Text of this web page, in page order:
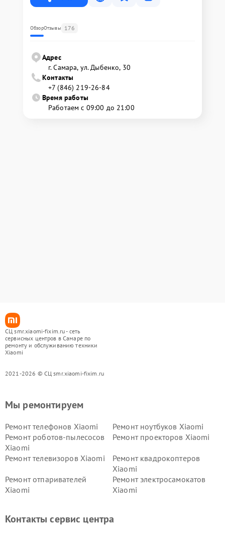
ОбзорОтзывы 176
Адрес
г. Самара, ул. Дыбенко, 30
Контакты
+7 (846) 219-26-84
Время работы
Работаем с 09:00 до 21:00
СЦ smr.xiaomi-fixim.ru - сеть
сервисных центров в Самаре по
ремонту и обслуживанию техники
Xiaomi
2021-2026 © СЦ smr.xiaomi-fixim.ru
Мы ремонтируем
Ремонт телефонов Xiaomi
Ремонт ноутбуков Xiaomi
Ремонт роботов-пылесосов
Xiaomi
Ремонт проекторов Xiaomi
Ремонт телевизоров Xiaomi
Ремонт квадрокоптеров
Xiaomi
Ремонт отпаривателей
Xiaomi
Ремонт электросамокатов
Xiaomi
Ремонт стиральных машин
Ремонт смарт-часов Xiaomi
Контакты сервис центра